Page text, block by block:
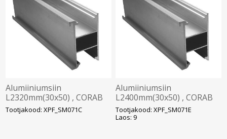
Alumiiniumsiin
L2320mm(30x50) , CORAB
Solar
Tootjakood: XPF_SM071C
Alumiiniumsiin
L2400mm(30x50) , CORAB
Solar
Tootjakood: XPF_SM071E
Laos: 9